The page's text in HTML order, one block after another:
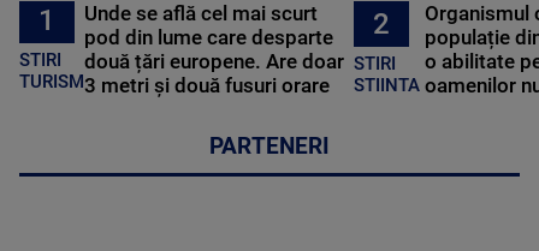
1
STIRI
TURISM
Unde se află cel mai scurt
pod din lume care desparte
două țări europene. Are doar
3 metri și două fusuri orare
2
STIRI
STIINTA
Organismul
populație
o abilitate
oamenilor
PARTENERI